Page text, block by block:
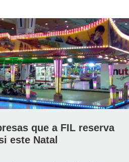
que a FIL reserva
este Natal